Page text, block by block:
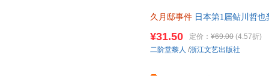
久月邸事件 日本第1届鲇川哲
¥31.50 定价： ¥69.00 (4.57折)
二阶堂黎人 /浙江文艺出版社